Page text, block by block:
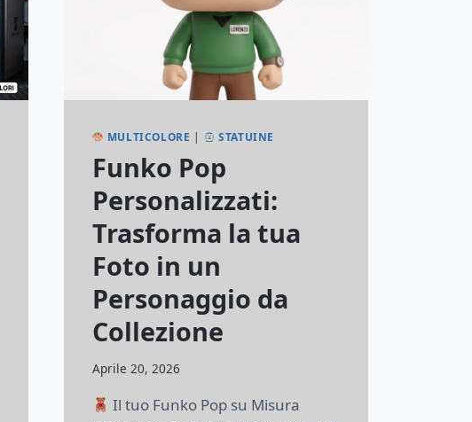
MULTICOLORE | STATUINE
Funko Pop
Personalizzati:
Trasforma la tua
Foto in un
Personaggio da
Collezione
Di
Aprile 20, 2026
Il tuo Funko Pop su Misura